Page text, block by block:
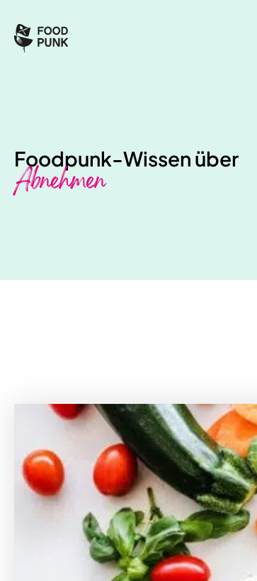
Foodpunk-Wissen über
Abnehmen